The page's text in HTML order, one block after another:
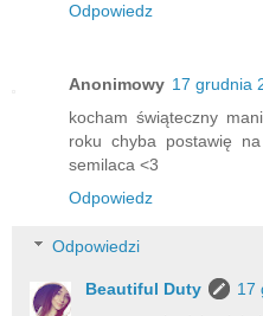
Odpowiedz
Anonimowy 17 grudnia
kocham świąteczny
roku chyba postawię
semilaca <3
Odpowiedz
Odpowiedzi
Beautiful Duty
17